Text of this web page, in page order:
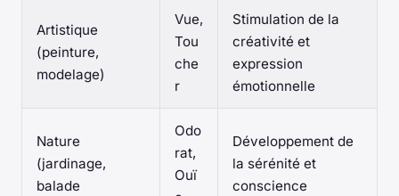
Artistique
(peinture,
modelage)
Vue,
Tou
che
r
Stimulation de la
créativité et
expression
émotionnelle
Nature
(jardinage,
balade
Odo
rat,
Ouï
Développement de
la sérénité et
conscience